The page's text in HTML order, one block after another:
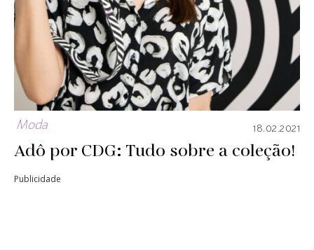
Moda 18.02.2021
Adô por CDG: Tudo sobre a coleção!
Publicidade